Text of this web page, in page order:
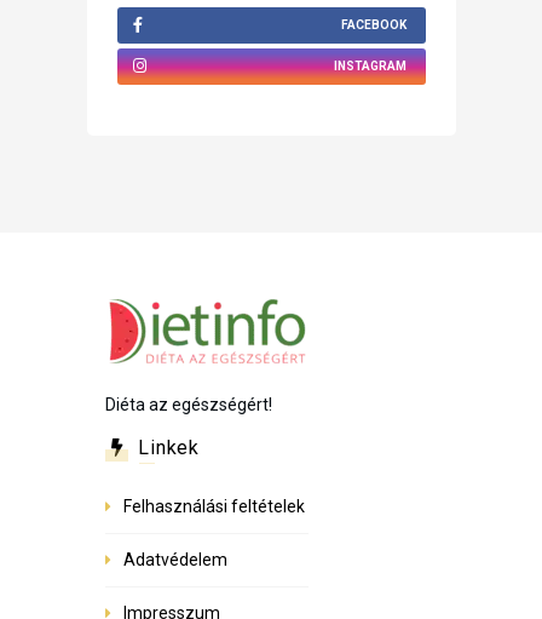
FACEBOOK
INSTAGRAM
Diéta az egészségért!
Linkek
Felhasználási feltételek
Adatvédelem
Impresszum